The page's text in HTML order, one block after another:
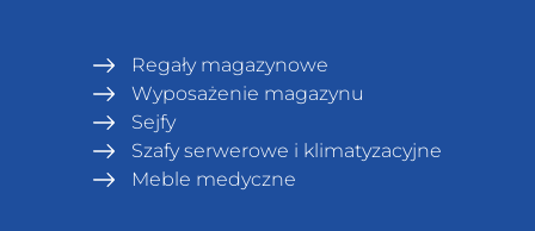
Regały magazynowe
Wyposażenie magazynu
Sejfy
Szafy serwerowe i klimatyzacyjne
Meble medyczne